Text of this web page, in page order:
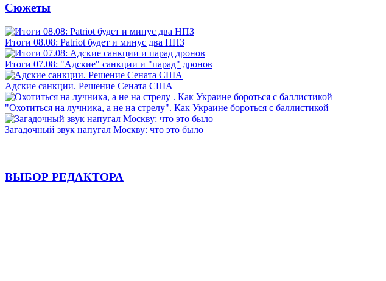
Сюжеты
Итоги 08.08: Patriot будет и минус два НПЗ
Итоги 07.08: "Адские" санкции и "парад" дронов
Адские санкции. Решение Сената США
"Охотиться на лучника, а не на стрелу". Как Украине бороться с баллистикой
Загадочный звук напугал Москву: что это было
ВЫБОР РЕДАКТОРА